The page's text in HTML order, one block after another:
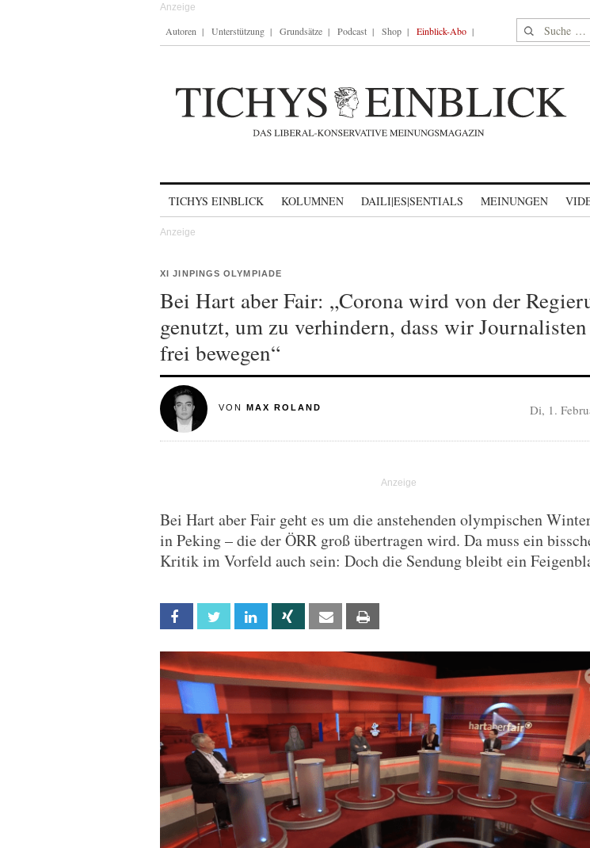
Autoren Unterstützung Grundsätze Podcast Shop Einblick-Abo Suche nach:
TICHYS EINBLICK KOLUMNEN DAILI|ES|SENTIALS MEINUNGEN
XI JINPINGS OLYMPIADE
Bei Hart aber Fair: „Corona wird von der
genutzt, um zu verhindern, dass wir
frei bewegen“
VON MAX ROLAND Di, 1.
Bei Hart aber Fair geht es um die anstehenden olympischen
in Peking – die der ÖRR groß übertragen wird. Da muss ein
Kritik im Vorfeld auch sein: Doch die Sendung bleibt ein
Facebook Twitter Linkedin Xing Email